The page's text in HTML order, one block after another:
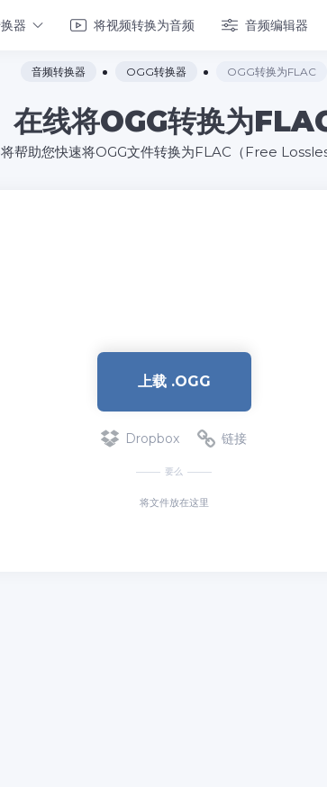
器 将视频转换为音频 音频编辑器
音频转换器 OGG转换器 OGG转换为FLAC
在线将OGG转换为
帮助您快速将OGG文件转换为FLAC（Free
上载 .OGG
Dropbox 链接
要么
将文件放在这里